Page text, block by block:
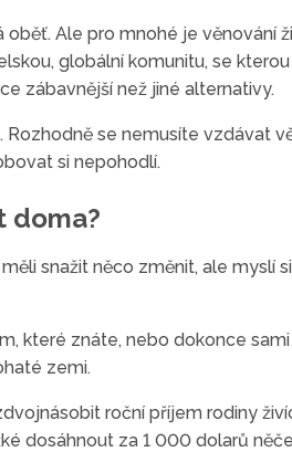
Ale pro mnohé je věnování
globální komunitu, se
zábavnější než jiné alternativy.
se nemusíte vzdávat
si nepohodlí.
doma?
snažit něco změnit, ale
které znáte, nebo dokonce
zemi.
roční příjem rodiny
dosáhnout za 1 000 dolarů